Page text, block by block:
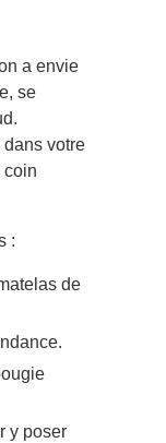
a envie
se
dans votre
coin
:
de
y poser